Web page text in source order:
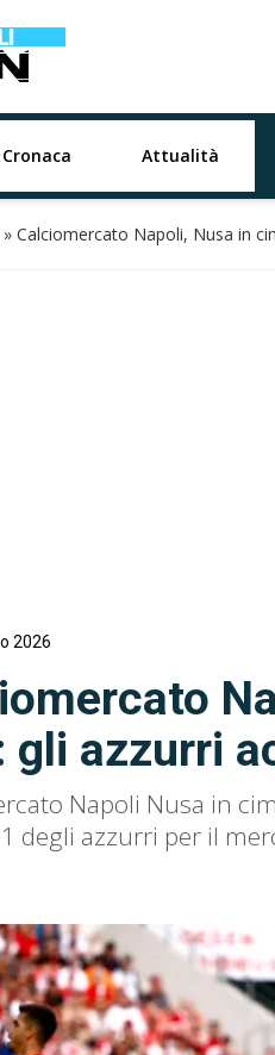
Cronaca Attualità
» Calciomercato Napoli, Nusa in
2026
gli azzurri
Napoli Nusa in
degli azzurri per il